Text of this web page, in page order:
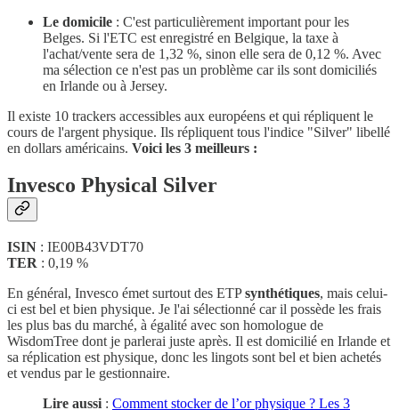
Le domicile : C'est particulièrement important pour les
Belges. Si l'ETC est enregistré en Belgique, la taxe à
l'achat/vente sera de 1,32 %, sinon elle sera de 0,12 %. Avec
ma sélection ce n'est pas un problème car ils sont domiciliés
en Irlande ou à Jersey.
Il existe 10 trackers accessibles aux européens et qui répliquent le
cours de l'argent physique. Ils répliquent tous l'indice "Silver" libellé
en dollars américains. Voici les 3 meilleurs :
Invesco Physical Silver
ISIN : IE00B43VDT70
TER : 0,19 %
En général, Invesco émet surtout des ETPsynthétiques, mais celui-
ci est bel et bien physique. Je l'ai sélectionné car il possède les frais
les plus bas du marché, à égalité avec son homologue de
WisdomTree dont je parlerai juste après. Il est domicilié en Irlande et
sa réplication est physique, donc les lingots sont bel et bien achetés
et vendus par le gestionnaire.
Lire aussi : Comment stocker de l’or physique ? Les 3